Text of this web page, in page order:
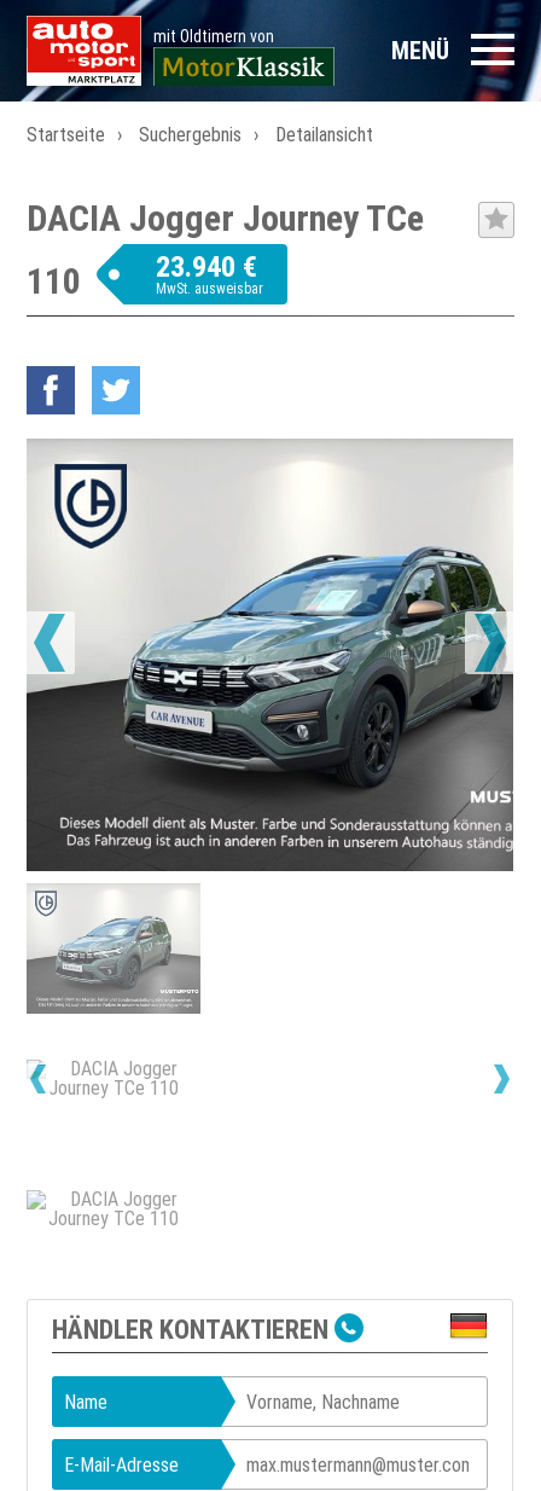
mit Oldtimern von MENÜ
Startseite Suchergebnis Detailansicht
DACIA Jogger Journey TCe
110
23.940 €
MwSt. ausweisbar
HÄNDLER KONTAKTIEREN
Name
E-Mail-Adresse